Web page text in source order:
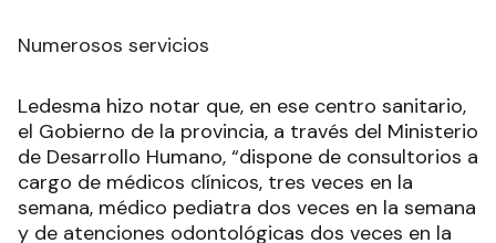
Numerosos servicios
Ledesma hizo notar que, en ese centro sanitario,
el Gobierno de la provincia, a través del Ministerio
de Desarrollo Humano, “dispone de consultorios a
cargo de médicos clínicos, tres veces en la
semana, médico pediatra dos veces en la semana
y de atenciones odontológicas dos veces en la